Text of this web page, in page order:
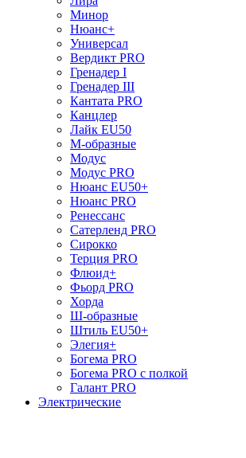
Минор
Нюанс+
Универсал
Вердикт PRO
Гренадер I
Гренадер III
Кантата PRO
Канцлер
Лайк EU50
М-образные
Модус
Модус PRO
Нюанс EU50+
Нюанс PRO
Ренессанс
Сатерленд PRO
Сирокко
Терция PRO
Флюид+
Фьорд PRO
Хорда
Ш-образные
Штиль EU50+
Элегия+
Богема PRO
Богема PRO с полкой
Галант PRO
Электрические